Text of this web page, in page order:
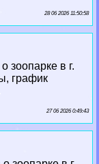
28 06 2026 11:50:58
зоопарке в г.
график
27 06 2026 0:49:43